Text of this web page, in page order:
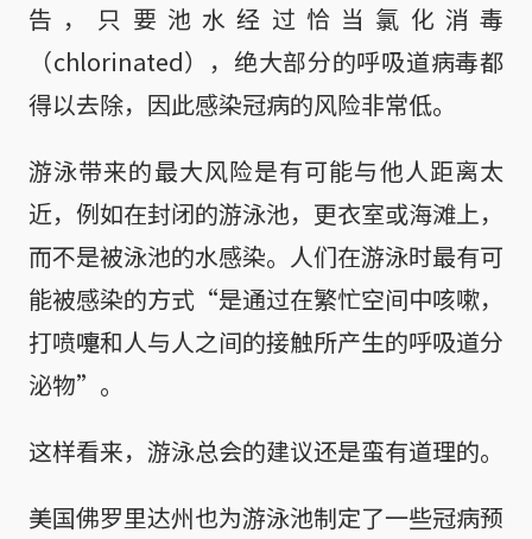
告，只要池水经过恰当氯化消毒
（chlorinated），绝大部分的呼吸道病毒都
得以去除，因此感染冠病的风险非常低。
游泳带来的最大风险是有可能与他人距离太
近，例如在封闭的游泳池，更衣室或海滩上，
而不是被泳池的水感染。人们在游泳时最有可
能被感染的方式“是通过在繁忙空间中咳嗽，
打喷嚏和人与人之间的接触所产生的呼吸道分
泌物”。
这样看来，游泳总会的建议还是蛮有道理的。
美国佛罗里达州也为游泳池制定了一些冠病预